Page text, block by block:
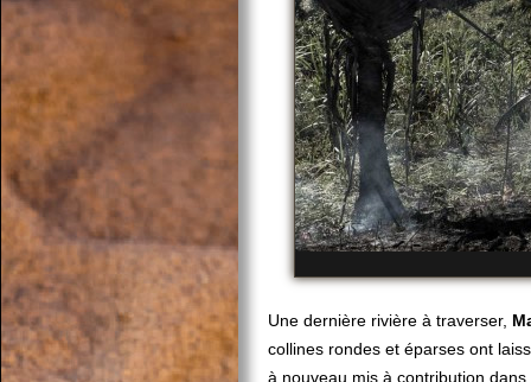
Une dernière rivière à traverser,
collines rondes et éparses ont
à nouveau mis à contribution